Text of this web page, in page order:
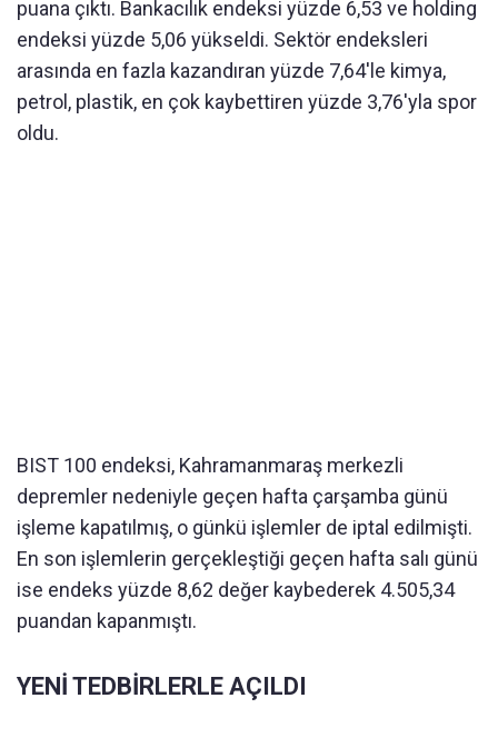
puana çıktı. Bankacılık endeksi yüzde 6,53 ve holding
endeksi yüzde 5,06 yükseldi. Sektör endeksleri
arasında en fazla kazandıran yüzde 7,64'le kimya,
petrol, plastik, en çok kaybettiren yüzde 3,76'yla spor
oldu.
BIST 100 endeksi, Kahramanmaraş merkezli
depremler nedeniyle geçen hafta çarşamba günü
işleme kapatılmış, o günkü işlemler de iptal edilmişti.
En son işlemlerin gerçekleştiği geçen hafta salı günü
ise endeks yüzde 8,62 değer kaybederek 4.505,34
puandan kapanmıştı.
YENİ TEDBİRLERLE AÇILDI